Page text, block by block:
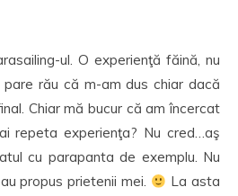
ul. O experienţă făină, nu
rău că m-am dus chiar dacă
Chiar mă bucur că am încercat
repeta experienţa? Nu cred…aş
cu parapanta de exemplu. Nu
propus prietenii mei.
La asta